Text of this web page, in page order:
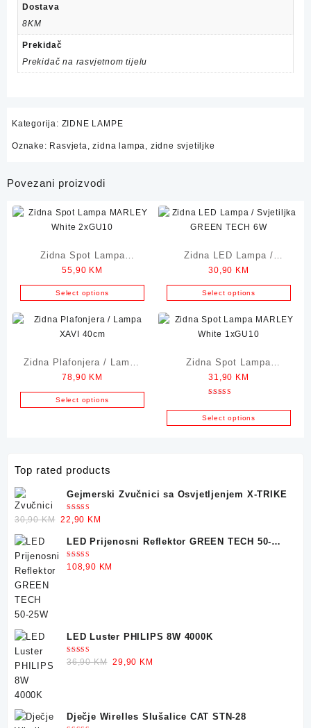
Dostava
8KM
Prekidač
Prekidač na rasvjetnom tijelu
Kategorija: ZIDNE LAMPE
Oznake: Rasvjeta ,zidna lampa zidne svjetiljke
Povezani proizvodi
Zidna Spot Lampa
MARLEY White 2xGU10
55,90 KM
Select options
Zidna LED Lampa /
Svjetiljka GREEN TECH
6W
30,90 KM
Select options
Zidna Plafonjera / Lampa
XAVI 40cm
78,90 KM
Select options
Zidna Spot Lampa
MARLEY White 1xGU10
31,90 KM
5.00
od 5
Select options
Top rated products
Gejmerski Zvučnici sa Osvjetljenjem X-TRIKE
Ocjenjeno
5.00 od 5
30,90KM Original
was:
30,90 KM.
22,90 KM
is:
22,90 KM.
LED Prijenosni Reflektor GREEN TECH 50-
25W
Ocjenjeno
5.00od 5
108,90 KM
LED Luster PHILIPS 8W 4000K
Ocjenjeno
5.00od 5
36,90KM Original
29,90 KM
Dječje Wirelles Slušalice CAT STN-28